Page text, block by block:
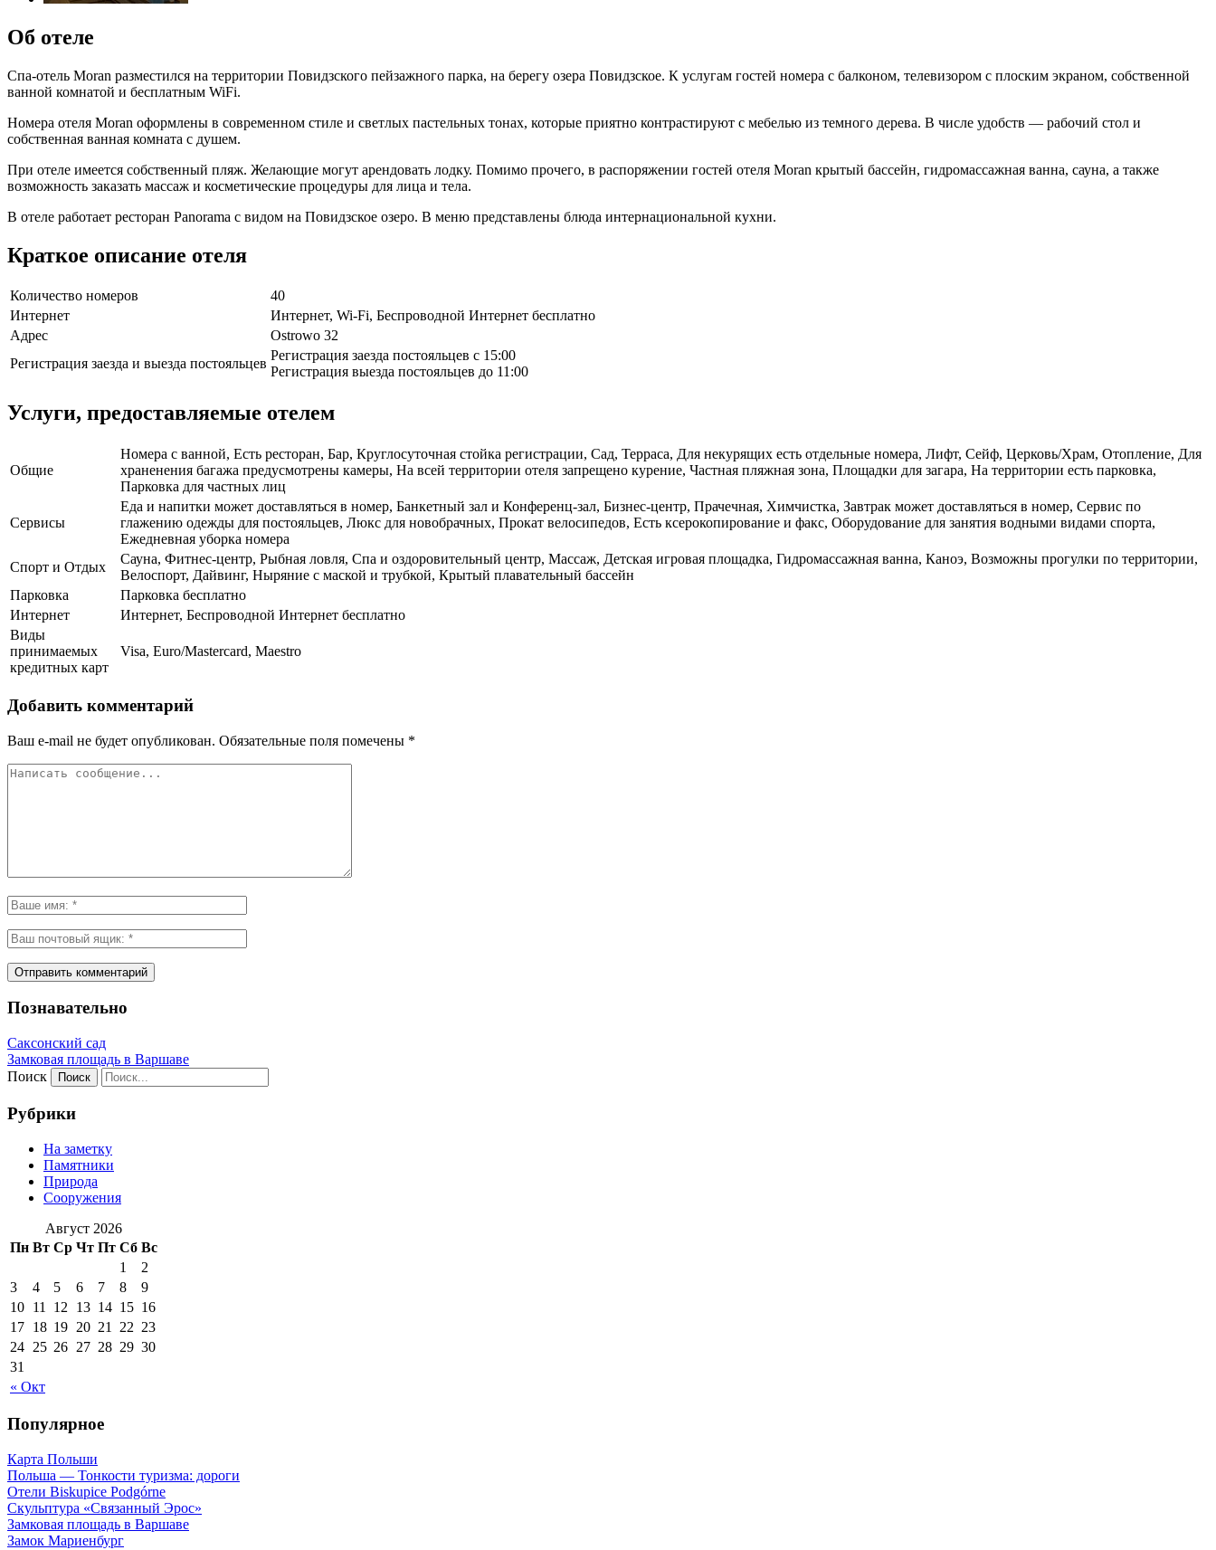
Об отеле
Спа-отель Moran разместился на территории Повидзского пейзажного парка, на берегу озера Повидзское. К услугам гостей номера с балконом, телевизором с плоским экраном, собственной
ванной комнатой и бесплатным WiFi.
Номера отеля Moran оформлены в современном стиле и светлых пастельных тонах, которые приятно контрастируют с мебелью из темного дерева. В числе удобств — рабочий стол и
собственная ванная комната с душем.
При отеле имеется собственный пляж. Желающие могут арендовать лодку. Помимо прочего, в распоряжении гостей отеля Moran крытый бассейн, гидромассажная ванна, сауна, а также
возможность заказать массаж и косметические процедуры для лица и тела.
В отеле работает ресторан Panorama с видом на Повидзское озеро. В меню представлены блюда интернациональной кухни.
Краткое описание отеля
Количество номеров
40
Интернет
Интернет, Wi-Fi, Беспроводной Интернет бесплатно
Адрес
Ostrowo 32
Регистрация заезда и выезда постояльцев
Регистрация заезда постояльцев с 15:00
Регистрация выезда постояльцев до 11:00
Услуги, предоставляемые отелем
Общие
Номера с ванной, Есть ресторан, Бар, Круглосуточная стойка регистрации, Сад, Терраса, Для некурящих есть отдельные номера, Лифт, Сейф, Церковь/Храм, Отопление, Для
храненения багажа предусмотрены камеры, На всей территории отеля запрещено курение, Частная пляжная зона, Площадки для загара, На территории есть парковка,
Парковка для частных лиц
Сервисы
Еда и напитки может доставляться в номер, Банкетный зал и Конференц-зал, Бизнес-центр, Прачечная, Химчистка, Завтрак может доставляться в номер, Сервис по
глажению одежды для постояльцев, Люкс для новобрачных, Прокат велосипедов, Есть ксерокопирование и факс, Оборудование для занятия водными видами спорта,
Ежедневная уборка номера
Спорт и Отдых
Сауна, Фитнес-центр, Рыбная ловля, Спа и оздоровительный центр, Массаж, Детская игровая площадка, Гидромассажная ванна, Каноэ, Возможны прогулки по территории,
Велоспорт, Дайвинг, Ныряние с маской и трубкой, Крытый плавательный бассейн
Парковка
Парковка бесплатно
Интернет
Интернет, Беспроводной Интернет бесплатно
Виды
принимаемых
кредитных карт
Visa, Euro/Mastercard, Maestro
Добавить комментарий
Ваш e-mail не будет опубликован. Обязательные поля помечены *
Познавательно
Саксонский сад
Замковая площадь в Варшаве
Поиск
Рубрики
На заметку
Памятники
Природа
Сооружения
Август 2026
Пн Вт Ср Чт Пт Сб Вс
« Окт
1
2
3
4 5 6 7 8
9
10 11 12 13 14 15 16
17 18 19 20 21 22 23
24 25 26 27 28 29 30
31
Популярное
Карта Польши
Польша — Тонкости туризма: дороги
Отели Biskupice Podgórne
Скульптура «Связанный Эрос»
Замковая площадь в Варшаве
Замок Мариенбург